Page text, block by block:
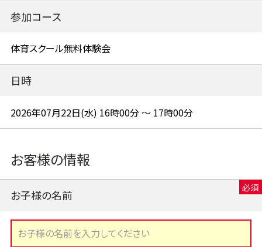
参加コース
日時
お客様の情報
お子様の名前